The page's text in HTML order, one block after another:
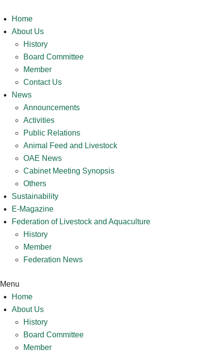
Home
About Us
History
Board Committee
Member
Contact Us
News
Announcements
Activities
Public Relations
Animal Feed and Livestock
OAE News
Cabinet Meeting Synopsis
Others
Sustainability
E-Magazine
Federation of Livestock and Aquaculture
History
Member
Federation News
Menu
Home
About Us
History
Board Committee
Member